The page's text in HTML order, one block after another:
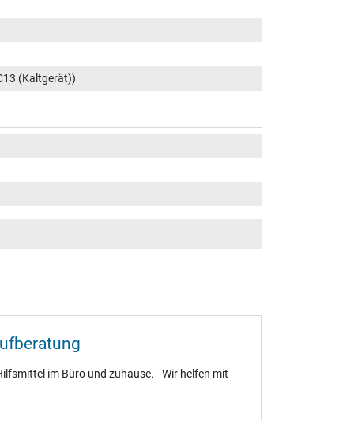
(Kaltgerät))
im Büro und zuhause. - Wir helfen mit